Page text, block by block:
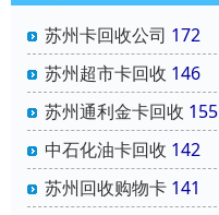
苏州卡回收公司 172
苏州超市卡回收 146
苏州通利金卡回收 155
中石化油卡回收 142
苏州回收购物卡 141